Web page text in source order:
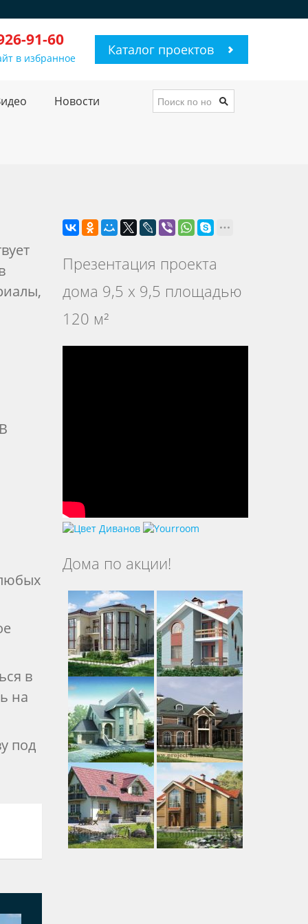
91-60
Каталог проектов
в избранное
Новости
в
на
под
Презентация проекта
дома 9,5 х 9,5 площадью
120 м²
Дома по акции!